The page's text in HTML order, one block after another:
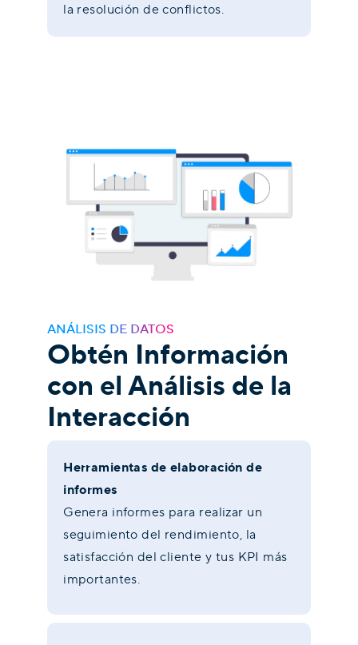
la resolución de conflictos.
ANÁLISIS DE DATOS
Obtén Información
con el Análisis de la
Interacción
Herramientas de elaboración de
informes
Genera informes para realizar un
seguimiento del rendimiento, la
satisfacción del cliente y tus KPI más
importantes.